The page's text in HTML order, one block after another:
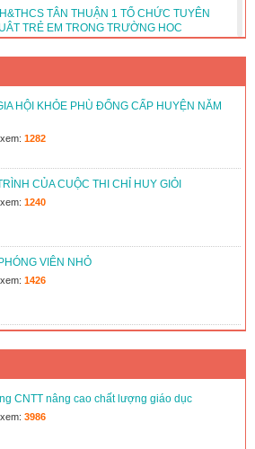
TÂN THUẬN 1 TỔ CHỨC TUYÊN
TRẺ EM TRONG TRƯỜNG HỌC
TÂN THUẬN 1 TỔ CHỨC HOẠT ĐỘNG
TH&THCS TÂN THUẬN 1 DUY TRÌ VÀ
CÂU LẠC BỘ VĂN HÓA, VĂN NGHỆ, THỂ
TH&THCS TÂN THUẬN 1 TỔ CHỨC
VIẾT THƯ CHÀO MỪNG ĐẠI HỘI ĐOÀN CÁC
HỘI KHỎE PHÙ ĐỔNG CẤP HUYỆN NĂM
1282
CỦA CUỘC THI CHỈ HUY GIỎI
1240
VIÊN NHỎ
1426
CNTT nâng cao chất lượng giáo dục
3986